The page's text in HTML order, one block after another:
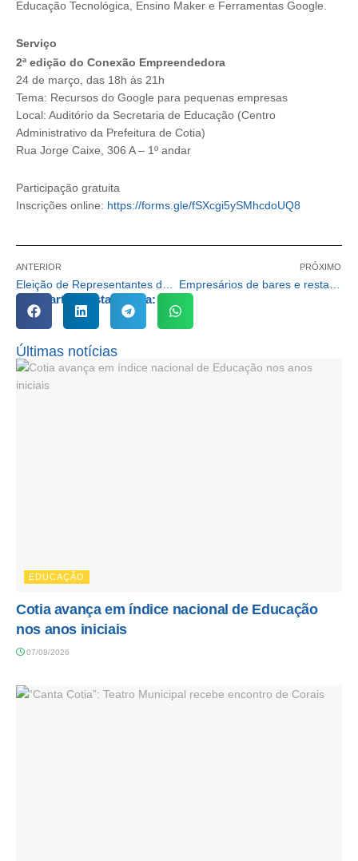
Educação Tecnológica, Ensino Maker e Ferramentas Google.
Serviço
2ª edição do Conexão Empreendedora
24 de março, das 18h às 21h
Tema: Recursos do Google para pequenas empresas
Local: Auditório da Secretaria de Educação (Centro
Administrativo da Prefeitura de Cotia)
Rua Jorge Caixe, 306 A – 1º andar
Participação gratuita
Inscrições online: https://forms.gle/fSXcgi5ySMhcdoUQ8
ANTERIOR
Eleição de Representantes da Sociedade Civil para o Conselho Municipal da Mulher de Cotia – Biênio 2024/2026
PRÓXIMO
Empresários de bares e restaurantes de Cotia terão palestra gratuita sobre Reforma Tributária
Compartilhe esta notícia:
Últimas notícias
EDUCAÇÃO
Cotia avança em índice nacional de Educação
nos anos iniciais
07/08/2026